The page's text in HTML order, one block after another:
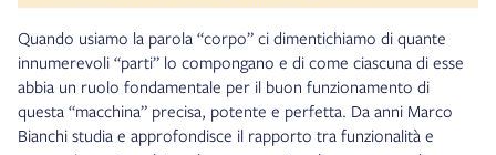
Quando usiamo la parola “corpo” ci dimentichiamo di quante
innumerevoli “parti” lo compongano e di come ciascuna di esse
abbia un ruolo fondamentale per il buon funzionamento di
questa “macchina” precisa, potente e perfetta. Da anni Marco
Bianchi studia e approfondisce il rapporto tra funzionalità e